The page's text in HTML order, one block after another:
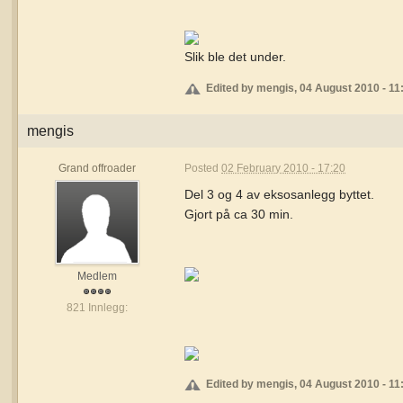
Slik ble det under.
Edited by mengis, 04 August 2010 -
mengis
Grand offroader
Medlem
821 Innlegg:
Posted02 February 2010 - 17:20
Del 3 og 4 av eksosanlegg byttet.
Gjort på ca 30 min.
Edited by mengis, 04 August 2010 -